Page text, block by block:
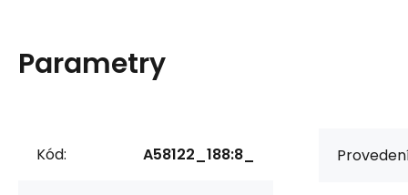
Parametry
Kód: A58122_188:8_